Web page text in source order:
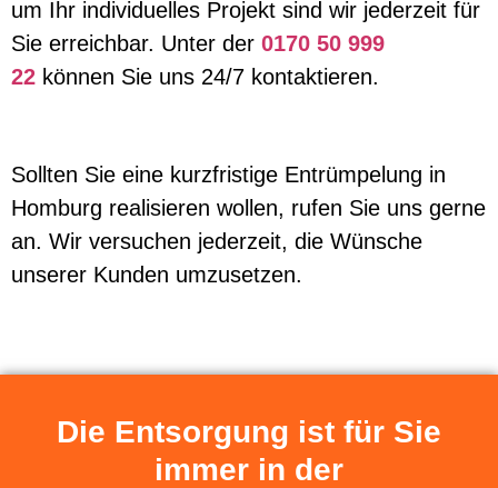
um Ihr individuelles Projekt sind wir jederzeit für
Sie erreichbar. Unter der 0170 50 999
22 können Sie uns 24/7 kontaktieren.
Sollten Sie eine kurzfristige Entrümpelung in
Homburg realisieren wollen, rufen Sie uns gerne
an. Wir versuchen jederzeit, die Wünsche
unserer Kunden umzusetzen.
Die Entsorgung ist für Sie
immer in der